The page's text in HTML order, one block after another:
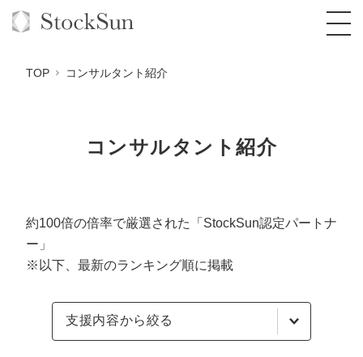
オーダーメイド支援
コンサルタント一覧
品質ガイドライン
クレーム窓口
定額制Webマーケティング代行『マキトルく
ん』
定額制営業代行『カリトルくん』
定額制採用代行・RPO『トルトルくん』
オリジナルサービス
格安でAI導入支援『あいのりAI』
1本無料で記事を制作『SEOトライアル』
実績
オンラインサロン
StockSun道場
動画編集
TOP コンサルタント紹介
コンサルタント紹介
約100倍の倍率で厳選された「StockSun認定パートナ
ー」
※以下、最新のランキング順に掲載
支援内容から絞る